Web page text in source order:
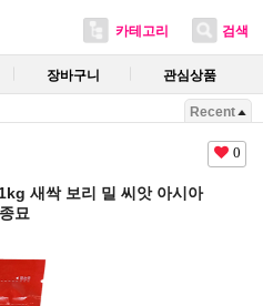
카테고리 검색
장바구니 관심상품
Recent
0
새싹 보리 밀 씨앗 아시아
종묘